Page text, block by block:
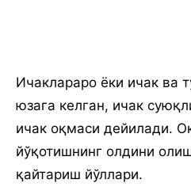
Ичаклараро ёки ичак ва
юзага келган, ичак
ичак оқмаси дейилади.
йўқотишнинг олдини
қайтариш йўллари.